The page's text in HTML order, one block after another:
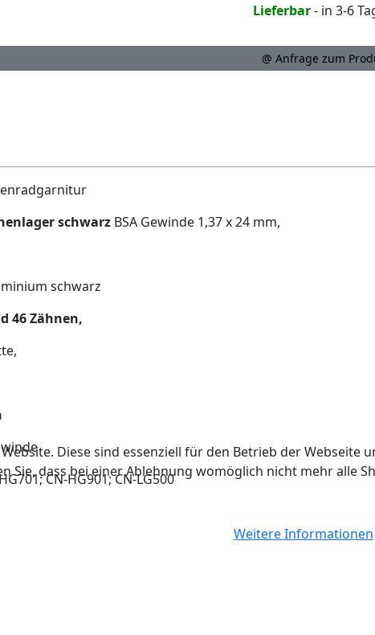
Lieferbar- in 3-6
@ Anfrage zum
schwarz BSA Gewinde 1,37 x 24 mm,
schwarz
46 Zähnen,
CN-HG901; CN-LG500
Diese sind essenziell für den Betrieb der Webseite
Sie, dass bei einer Ablehnung womöglich nicht mehr alle
Weitere Informationen